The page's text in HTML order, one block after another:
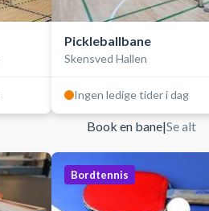
Pickleballbane
Skensved Hallen
Ingen ledige tider i dag
Book en bane|Se alt
Bordtennis